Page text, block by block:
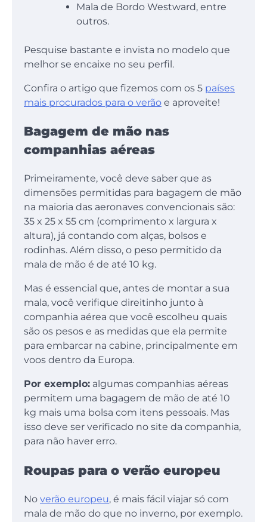
Mala de Bordo Westward, entre
outros.
Pesquise bastante e invista no modelo que
melhor se encaixe no seu perfil.
Confira o artigo que fizemos com os 5 países
mais procurados para o verão e aproveite!
Bagagem de mão nas
companhias aéreas
Primeiramente, você deve saber que as
dimensões permitidas para bagagem de mão
na maioria das aeronaves convencionais são:
35 x 25 x 55 cm (comprimento x largura x
altura), já contando com alças, bolsos e
rodinhas. Além disso, o peso permitido da
mala de mão é de até 10 kg.
Mas é essencial que, antes de montar a sua
mala, você verifique direitinho junto à
companhia aérea que você escolheu quais
são os pesos e as medidas que ela permite
para embarcar na cabine, principalmente em
voos dentro da Europa.
Por exemplo: algumas companhias aéreas
permitem uma bagagem de mão de até 10
kg mais uma bolsa com itens pessoais. Mas
isso deve ser verificado no site da companhia,
para não haver erro.
Roupas para o verão europeu
No verão europeu, é mais fácil viajar só com
mala de mão do que no inverno, por exemplo.